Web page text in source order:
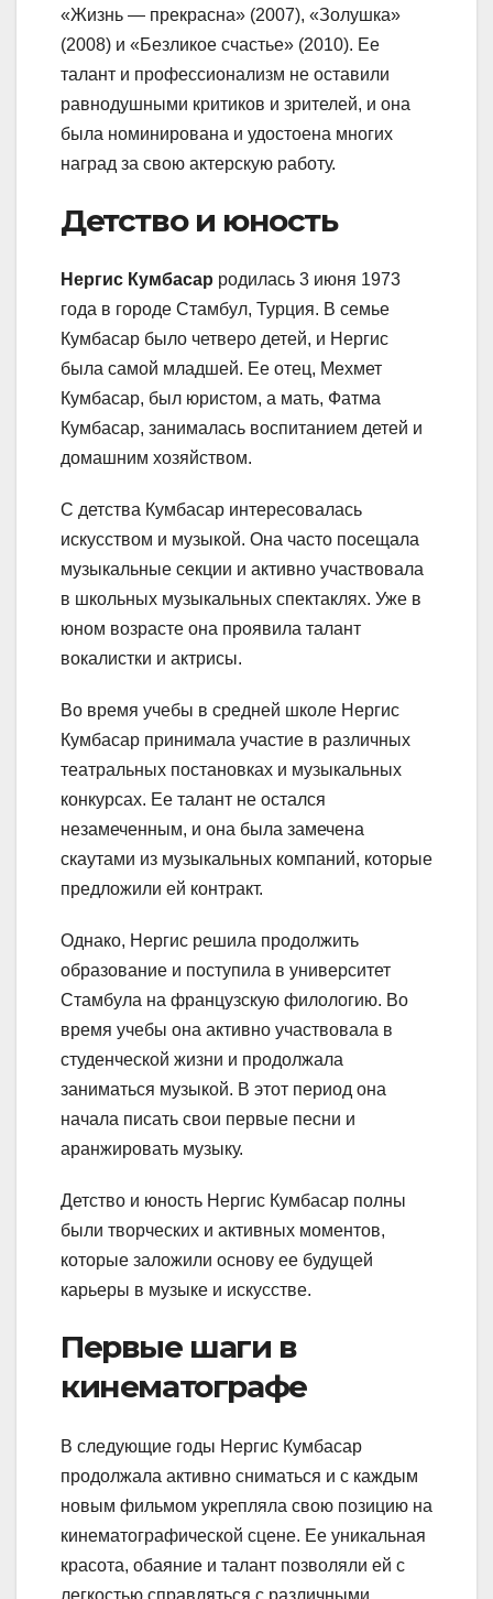
«Жизнь — прекрасна» (2007), «Золушка»
(2008) и «Безликое счастье» (2010). Ее
талант и профессионализм не оставили
равнодушными критиков и зрителей, и она
была номинирована и удостоена многих
наград за свою актерскую работу.
Детство и юность
Нергис Кумбасар родилась 3 июня 1973
года в городе Стамбул, Турция. В семье
Кумбасар было четверо детей, и Нергис
была самой младшей. Ее отец, Мехмет
Кумбасар, был юристом, а мать, Фатма
Кумбасар, занималась воспитанием детей и
домашним хозяйством.
С детства Кумбасар интересовалась
искусством и музыкой. Она часто посещала
музыкальные секции и активно участвовала
в школьных музыкальных спектаклях. Уже в
юном возрасте она проявила талант
вокалистки и актрисы.
Во время учебы в средней школе Нергис
Кумбасар принимала участие в различных
театральных постановках и музыкальных
конкурсах. Ее талант не остался
незамеченным, и она была замечена
скаутами из музыкальных компаний, которые
предложили ей контракт.
Однако, Нергис решила продолжить
образование и поступила в университет
Стамбула на французскую филологию. Во
время учебы она активно участвовала в
студенческой жизни и продолжала
заниматься музыкой. В этот период она
начала писать свои первые песни и
аранжировать музыку.
Детство и юность Нергис Кумбасар полны
были творческих и активных моментов,
которые заложили основу ее будущей
карьеры в музыке и искусстве.
Первые шаги в
кинематографе
В следующие годы Нергис Кумбасар
продолжала активно сниматься и с каждым
новым фильмом укрепляла свою позицию на
кинематографической сцене. Ее уникальная
красота, обаяние и талант позволяли ей с
легкостью справляться с различными